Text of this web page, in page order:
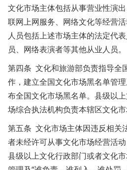
文化市场主体包括从事营业性演
联网上网服务、网络文化等经营
人员包括上述市场主体的法定代
员、网络表演者等其他从业人员。
第四条 文化和旅游部负责指导全
作，建立全国文化市场黑名单管
布全国文化市场黑名单。县级以
场综合执法机构负责本辖区文化市
第五条 文化市场主体因违反相关
者未经许可从事文化市场经营活
县级以上文化行政部门或者文化